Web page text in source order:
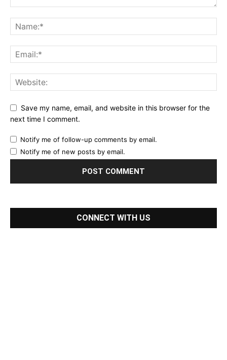
Save my name, email, and website in this browser for the
next time I comment.
Notify me of follow-up comments by email.
Notify me of new posts by email.
CONNECT WITH US